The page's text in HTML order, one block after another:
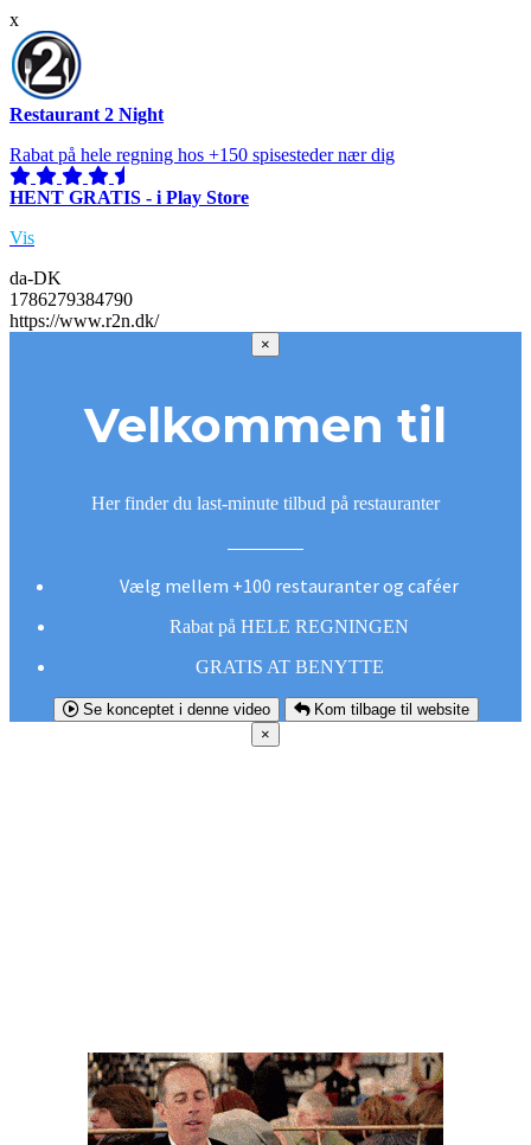
x
Restaurant 2 Night
Rabat på hele regning hos +150 spisesteder nær dig
HENT GRATIS - i Play Store
Vis
da-DK
1786279384790
https://www.r2n.dk/
×
Velkommen til
Her finder du last-minute tilbud på restauranter
Vælg mellem +100 restauranter og caféer
Rabat på HELE REGNINGEN
GRATIS AT BENYTTE
Se konceptet i denne video
Kom tilbage til website
×